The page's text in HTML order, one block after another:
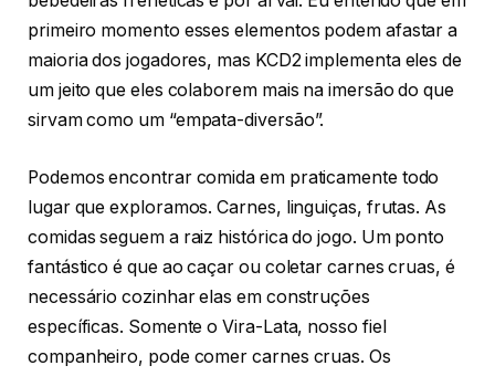
primeiro momento esses elementos podem afastar a
maioria dos jogadores, mas KCD2 implementa eles de
um jeito que eles colaborem mais na imersão do que
sirvam como um “empata-diversão”.
Podemos encontrar comida em praticamente todo
lugar que exploramos. Carnes, linguiças, frutas. As
comidas seguem a raiz histórica do jogo. Um ponto
fantástico é que ao caçar ou coletar carnes cruas, é
necessário cozinhar elas em construções
específicas. Somente o Vira-Lata, nosso fiel
companheiro, pode comer carnes cruas. Os